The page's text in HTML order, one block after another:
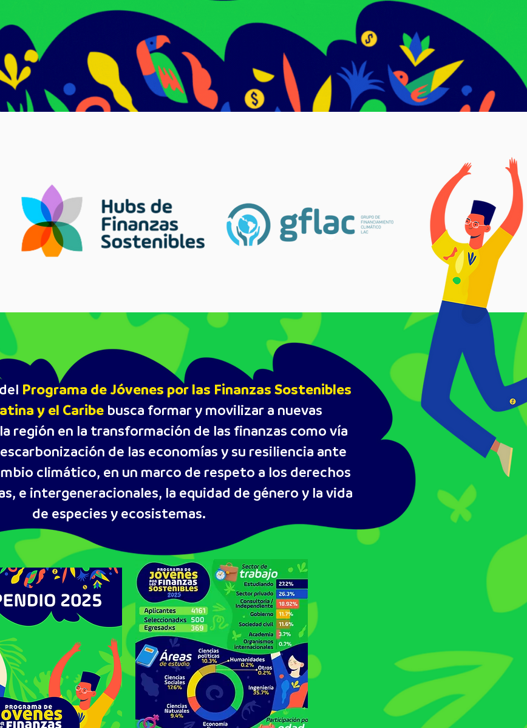
Programa de Jóvenes por las Finanzas Sostenibles
y el Caribe busca formar y movilizar a nuevas
región en la transformación de las finanzas como vía
de las economías y su resiliencia ante
climático, en un marco de respeto a los derechos
e intergeneracionales, la equidad de género y la vida
de especies y ecosistemas.